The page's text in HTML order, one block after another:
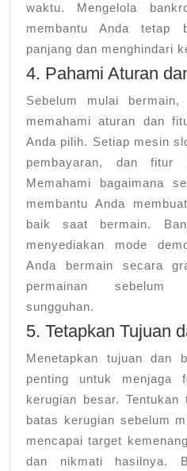
waktu. Mengelola
membantu Anda tetap
panjang dan menghindari
4. Pahami Aturan
Sebelum mulai
memahami aturan dan
Anda pilih. Setiap mesin
pembayaran, dan fitur
Memahami bagaimana
membantu Anda
baik saat bermain.
menyediakan mode
Anda bermain secara
permainan sebelum
sungguhan.
5. Tetapkan Tujuan
Menetapkan tujuan dan
penting untuk menjaga
kerugian besar. Tentukan
batas kerugian sebelum
mencapai target
dan nikmati hasilnya.